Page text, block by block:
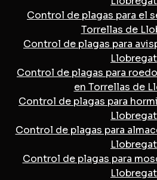
Control de plagas para el
Torrellas de
Control de plagas para
Llobregat
Control de plagas para
en Torrellas de
Control de plagas para
Llobregat
Control de plagas para
Llobregat
Control de plagas para
Llobregat